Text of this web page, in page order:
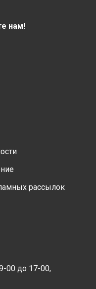
нам!
рассылок
00 до 17-00,